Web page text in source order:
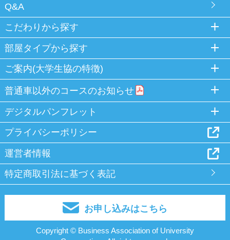
Q&A
こだわりから探す
部屋タイプから探す
ご案内(大学生協の特徴)
普通車以外のコースのお知らせ
デジタルパンフレット
プライバシーポリシー
運営者情報
特定商取引法に基づく表記
お申し込みはこちら
Copyright © Business Association of University